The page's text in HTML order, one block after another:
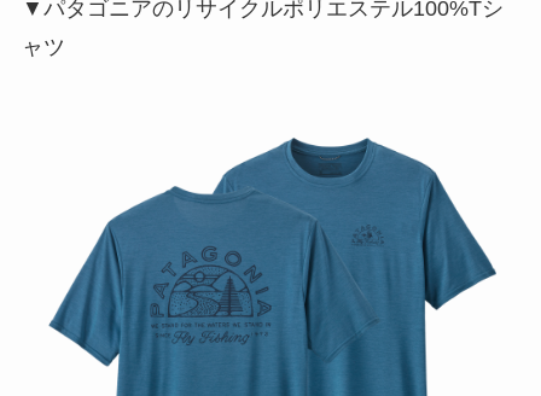
▼パタゴニアのリサイクルポリエステル100%Tシ
ャツ